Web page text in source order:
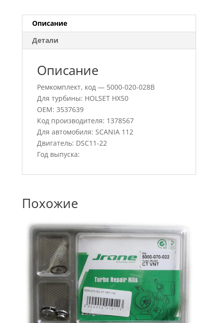
Описание
Детали
Описание
Ремкомплект, код — 5000-020-028B
Для турбины: HOLSET HX50
OEM: 3537639
Код производителя: 1378567
Для автомобиля: SCANIA 112
Двигатель: DSC11-22
Год выпуска:
Похожие